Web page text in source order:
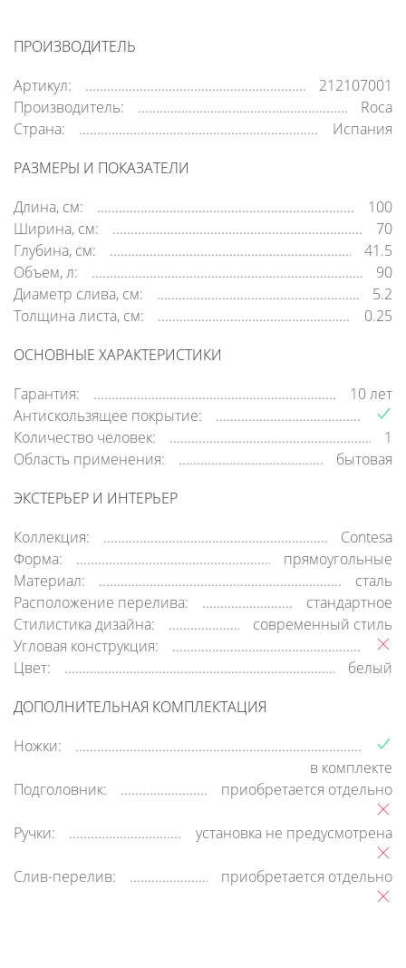
ПРОИЗВОДИТЕЛЬ
Артикул:
212107001
Производитель:
Roca
Страна:
Испания
РАЗМЕРЫ И ПОКАЗАТЕЛИ
Длина, см:
100
Ширина, см:
70
Глубина, см:
41.5
Объем, л:
90
Диаметр слива, см:
5.2
Толщина листа, см:
0.25
ОСНОВНЫЕ ХАРАКТЕРИСТИКИ
Гарантия:
10 лет
Антискользящее покрытие:
Количество человек:
1
Область применения:
бытовая
ЭКСТЕРЬЕР И ИНТЕРЬЕР
Коллекция:
Contesa
Форма:
прямоугольные
Материал:
сталь
Расположение перелива:
стандартное
Стилистика дизайна:
современный стиль
Угловая конструкция:
Цвет:
белый
ДОПОЛНИТЕЛЬНАЯ КОМПЛЕКТАЦИЯ
Ножки:
в комплекте
Подголовник:
приобретается отдельно
Ручки: установка не предусмотрена
Слив-перелив: приобретается отдельно